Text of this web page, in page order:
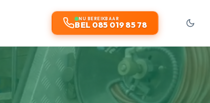
NU BEREIKBAAR
BEL 085 019 85 78